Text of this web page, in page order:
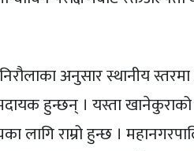
अनुसार स्थानीय
हुन्छन् । यस्ता
राम्रो हुन्छ ।